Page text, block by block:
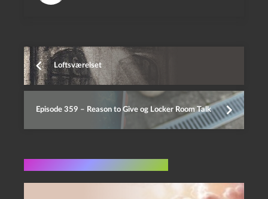
Loftsværelset
Episode 359 – Reason to Give og Locker Room Talk